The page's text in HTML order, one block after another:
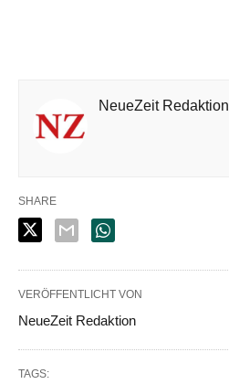
NeueZeit Redaktion
SHARE
VERÖFFENTLICHT VON
NeueZeit Redaktion
TAGS: